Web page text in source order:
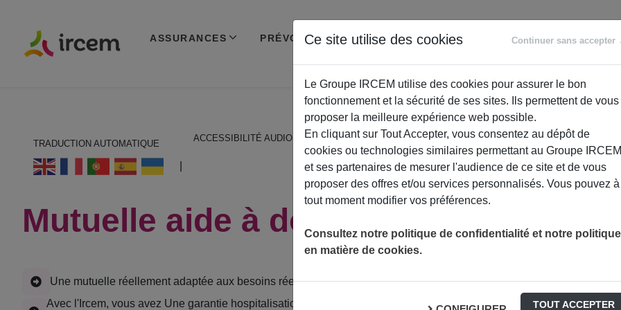
ASSURANCES PRÉVOYANCE RETRAITE
ACCOMPAGNEMENT
TRADUCTION AUTOMATIQUE
ACCESSIBILITÉ AUDIO
Mutuelle aide à domicile
Une mutuelle réellement adaptée aux besoins réels de toute les aides à domicile
Avec l'Ircem, vous avez Une garantie hospitalisation + assistance pensée pour un
Ce site utilise des cookies Continuer sans accepter
Le Groupe IRCEM utilise des cookies pour assurer le bon
fonctionnement et la sécurité de ses sites. Ils permettent de vous
proposer la meilleure expérience web possible.
En cliquant sur Tout Accepter, vous consentez au dépôt de
cookies ou technologies similaires permettant au Groupe IRCEM
et ses partenaires de mesurer l'audience de ce site et de vous
proposer des offres et/ou services personnalisés. Vous pouvez à
tout moment modifier vos préférences.
Consultez notre politique de confidentialité et notre politique
en matière de cookies.
TOUT ACCEPTER